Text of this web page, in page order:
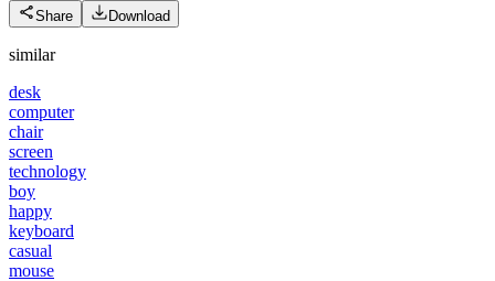
Share Download
similar
desk
computer
chair
screen
technology
boy
happy
keyboard
casual
mouse